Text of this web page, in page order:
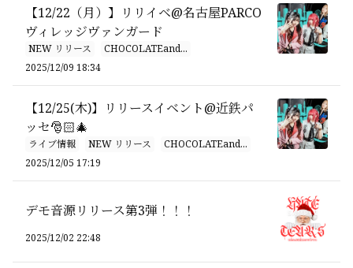
【12/22（月）】リリイベ@名古屋PARCO
ヴィレッジヴァンガード
NEW リリース
CHOCOLATEand...
2025/12/09 18:34
【12/25(木)】リリースイベント@近鉄パ
ッセ🎅🏻🎄
ライブ情報 NEW リリース
CHOCOLATEand...
2025/12/05 17:19
デモ音源リリース第3弾！！！
2025/12/02 22:48